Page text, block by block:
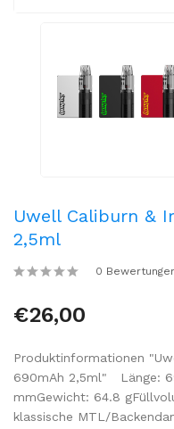
Uwell Caliburn &
2,5ml
0
€26,00
Produktinformationen
690mAh 2,5ml" Länge:
mmGewicht: 64.8
klassische MTL/